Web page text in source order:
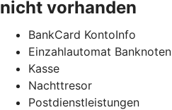
nicht vorhanden
BankCard KontoInfo
Einzahlautomat Banknoten
Kasse
Nachttresor
Postdienstleistungen